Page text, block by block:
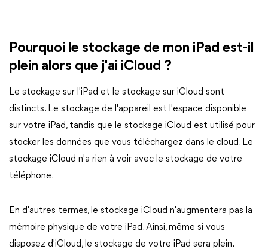
Pourquoi le stockage de mon iPad est-il
plein alors que j'ai iCloud ?
Le stockage sur l'iPad et le stockage sur iCloud sont
distincts. Le stockage de l'appareil est l'espace disponible
sur votre iPad, tandis que le stockage iCloud est utilisé pour
stocker les données que vous téléchargez dans le cloud. Le
stockage iCloud n'a rien à voir avec le stockage de votre
téléphone.
En d'autres termes, le stockage iCloud n'augmentera pas la
mémoire physique de votre iPad. Ainsi, même si vous
disposez d'iCloud, le stockage de votre iPad sera plein.